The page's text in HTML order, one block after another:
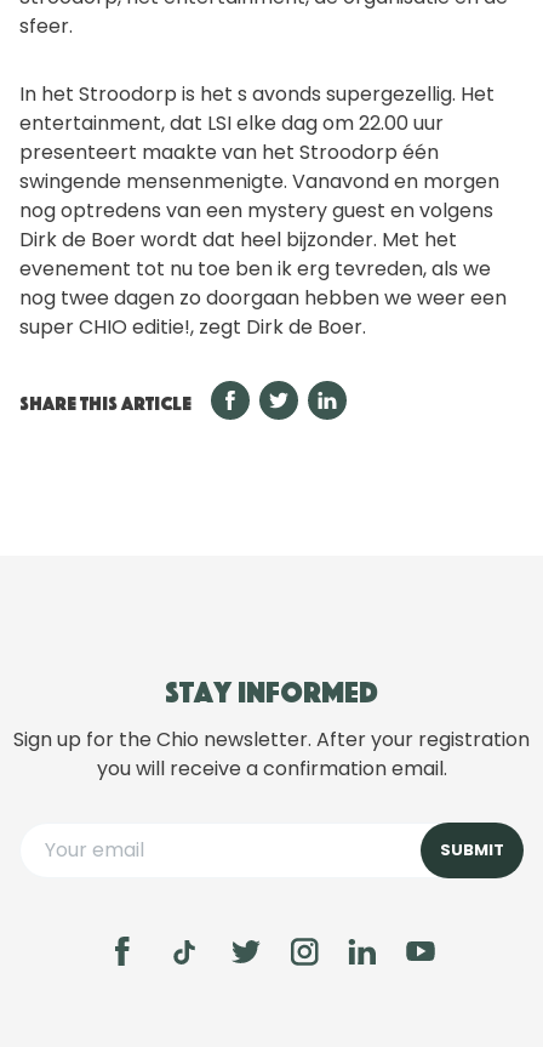
sfeer.
In het Stroodorp is het s avonds supergezellig. Het
entertainment, dat LSI elke dag om 22.00 uur
presenteert maakte van het Stroodorp één
swingende mensenmenigte. Vanavond en morgen
nog optredens van een mystery guest en volgens
Dirk de Boer wordt dat heel bijzonder. Met het
evenement tot nu toe ben ik erg tevreden, als we
nog twee dagen zo doorgaan hebben we weer een
super CHIO editie!, zegt Dirk de Boer.
SHARE THIS ARTICLE
Stay informed
Sign up for the Chio newsletter. After your registration
you will receive a confirmation email.